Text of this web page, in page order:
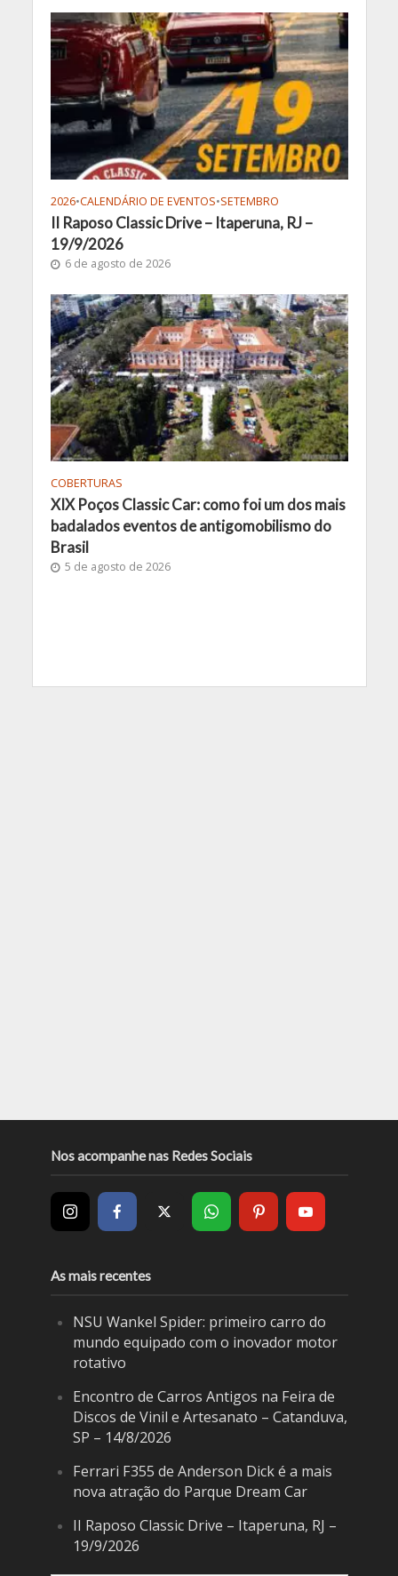
2026•CALENDÁRIO DE EVENTOS•SETEMBRO
II Raposo Classic Drive – Itaperuna, RJ –
19/9/2026
6 de agosto de 2026
COBERTURAS
XIX Poços Classic Car: como foi um dos mais
badalados eventos de antigomobilismo do
Brasil
5 de agosto de 2026
Nos acompanhe nas Redes Sociais
As mais recentes
NSU Wankel Spider: primeiro carro do
mundo equipado com o inovador motor
rotativo
Encontro de Carros Antigos na Feira de
Discos de Vinil e Artesanato – Catanduva,
SP – 14/8/2026
Ferrari F355 de Anderson Dick é a mais
nova atração do Parque Dream Car
II Raposo Classic Drive – Itaperuna, RJ –
19/9/2026